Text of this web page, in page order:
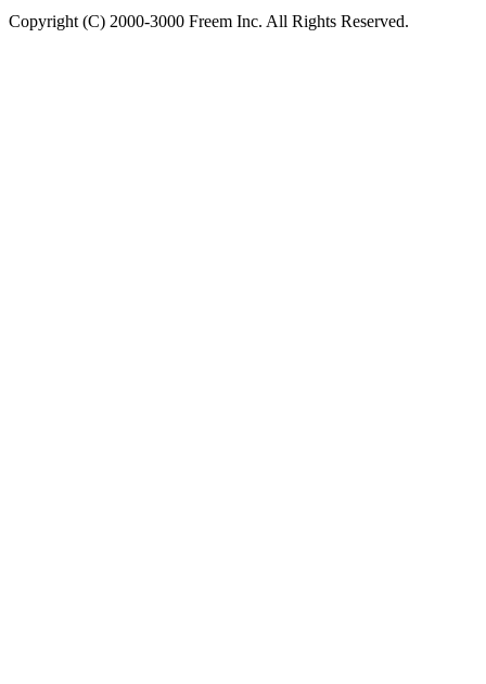
Copyright (C) 2000-3000 Freem Inc. All Rights Reserved.